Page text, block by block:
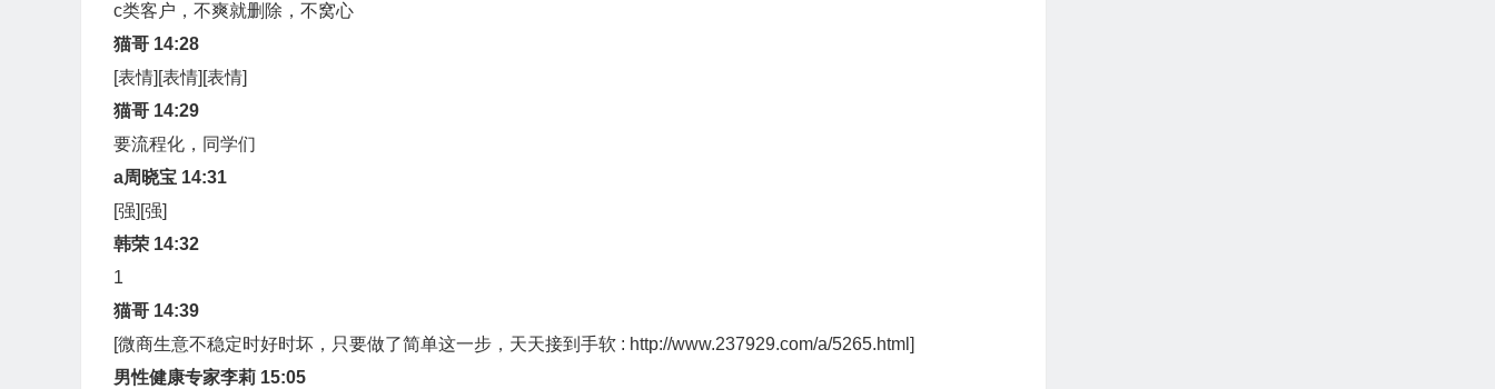
c类客户，不爽就删除，不窝心
猫哥 14:28
[表情][表情][表情]
猫哥 14:29
要流程化，同学们
a周晓宝 14:31
[强][强]
韩荣 14:32
1
猫哥 14:39
[微商生意不稳定时好时坏，只要做了简单这一步，天天接到手软 : http://www.237929.com/a/5265.html ]
男性健康专家李莉 15:05